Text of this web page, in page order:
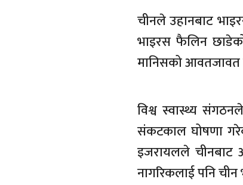
चीनले उहानबाट
भाइरस फैलिन
मानिसको आवतजावत
विश्व स्वास्थ्य
संकटकाल घोषणा
इजरायलले चीनबाट
नागरिकलाई पनि